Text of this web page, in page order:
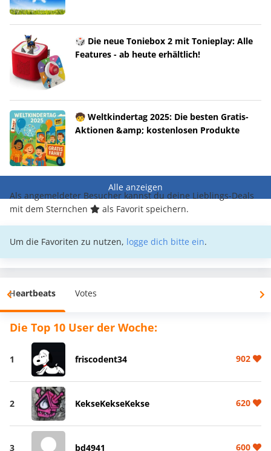
🎲 Die neue Toniebox 2 mit Tonieplay: Alle
Features - ab heute erhältlich!
🧒 Weltkindertag 2025: Die besten Gratis-
Aktionen &amp; kostenlosen Produkte
Alle anzeigen
Als angemeldeter Besucher kannst du deine Lieblings-Deals
mit dem Sternchen
als Favorit speichern.
Um die Favoriten zu nutzen, logge dich bitte ein.
Heartbeats Votes
Die Top 10 User der Woche:
1 friscodent34 902
2 KekseKekseKekse 620
3 bd4941 600